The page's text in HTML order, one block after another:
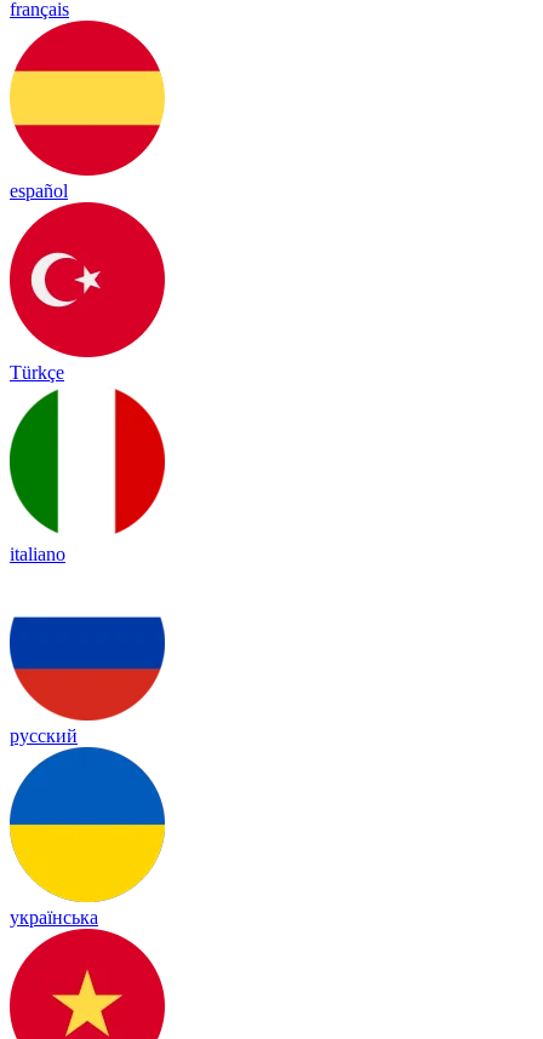
français
español
Türkçe
italiano
русский
українська